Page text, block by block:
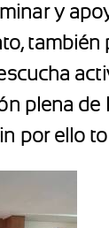
y
plena
por ello